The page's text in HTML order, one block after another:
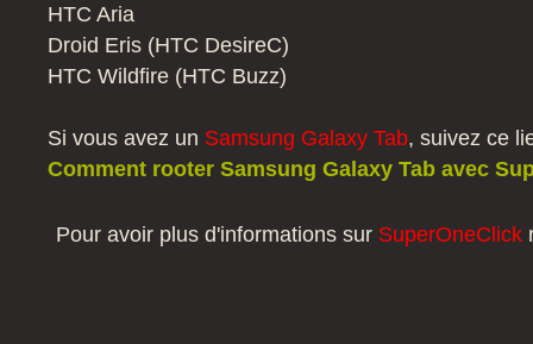
HTC Aria
Droid Eris (HTC DesireC)
HTC Wildfire (HTC Buzz)
Si vous avez un Samsung Galaxy Tab, suivez ce
Comment rooter Samsung Galaxy Tab avec
Pour avoir plus d'informations sur SuperOneClick